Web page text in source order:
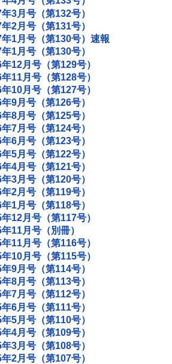
3月号（第132号）
2月号（第131号）
1月号（第130号）速報
1月号（第130号）
12月号（第129号）
11月号（第128号）
10月号（第127号）
9月号（第126号）
8月号（第125号）
7月号（第124号）
6月号（第123号）
5月号（第122号）
4月号（第121号）
3月号（第120号）
2月号（第119号）
1月号（第118号）
12月号（第117号）
11月号（別冊）
11月号（第116号）
10月号（第115号）
9月号（第114号）
8月号（第113号）
7月号（第112号）
6月号（第111号）
5月号（第110号）
4月号（第109号）
3月号（第108号）
2月号（第107号）